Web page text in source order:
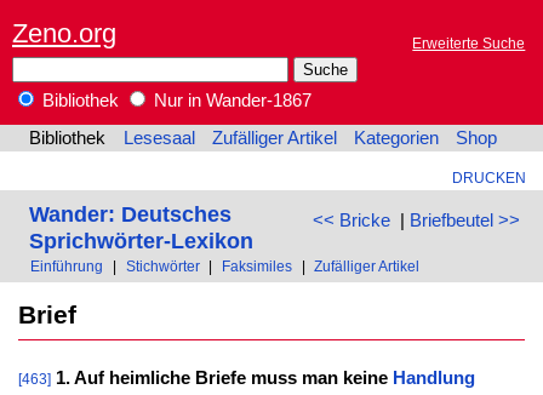
Zeno.org Erweiterte Suche
Bibliothek
Nur in Wander-1867
Bibliothek
Lesesaal Zufälliger Artikel Kategorien Shop
DRUCKEN
<< Bricke| Briefbeutel >>
Wander: Deutsches
Sprichwörter-Lexikon
Einführung Stichwörter Faksimiles Zufälliger Artikel
Brief
[463] 1. Auf heimliche Briefe muss man keine Handlung